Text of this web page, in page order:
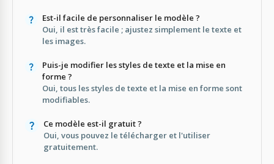
Est-il facile de personnaliser le modèle ?
Oui, il est très facile ; ajustez simplement le texte et
les images.
Puis-je modifier les styles de texte et la mise en
forme ?
Oui, tous les styles de texte et la mise en forme sont
modifiables.
Ce modèle est-il gratuit ?
Oui, vous pouvez le télécharger et l'utiliser
gratuitement.